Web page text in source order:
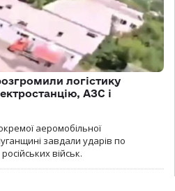
логістику
АЗС і
аеромобільної
завдали ударів по
військ.